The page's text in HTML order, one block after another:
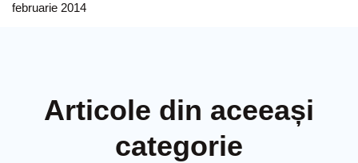
februarie 2014
Articole din aceeași
categorie